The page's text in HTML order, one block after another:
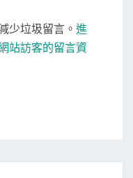
少垃圾留言。 進
站訪客的留言資